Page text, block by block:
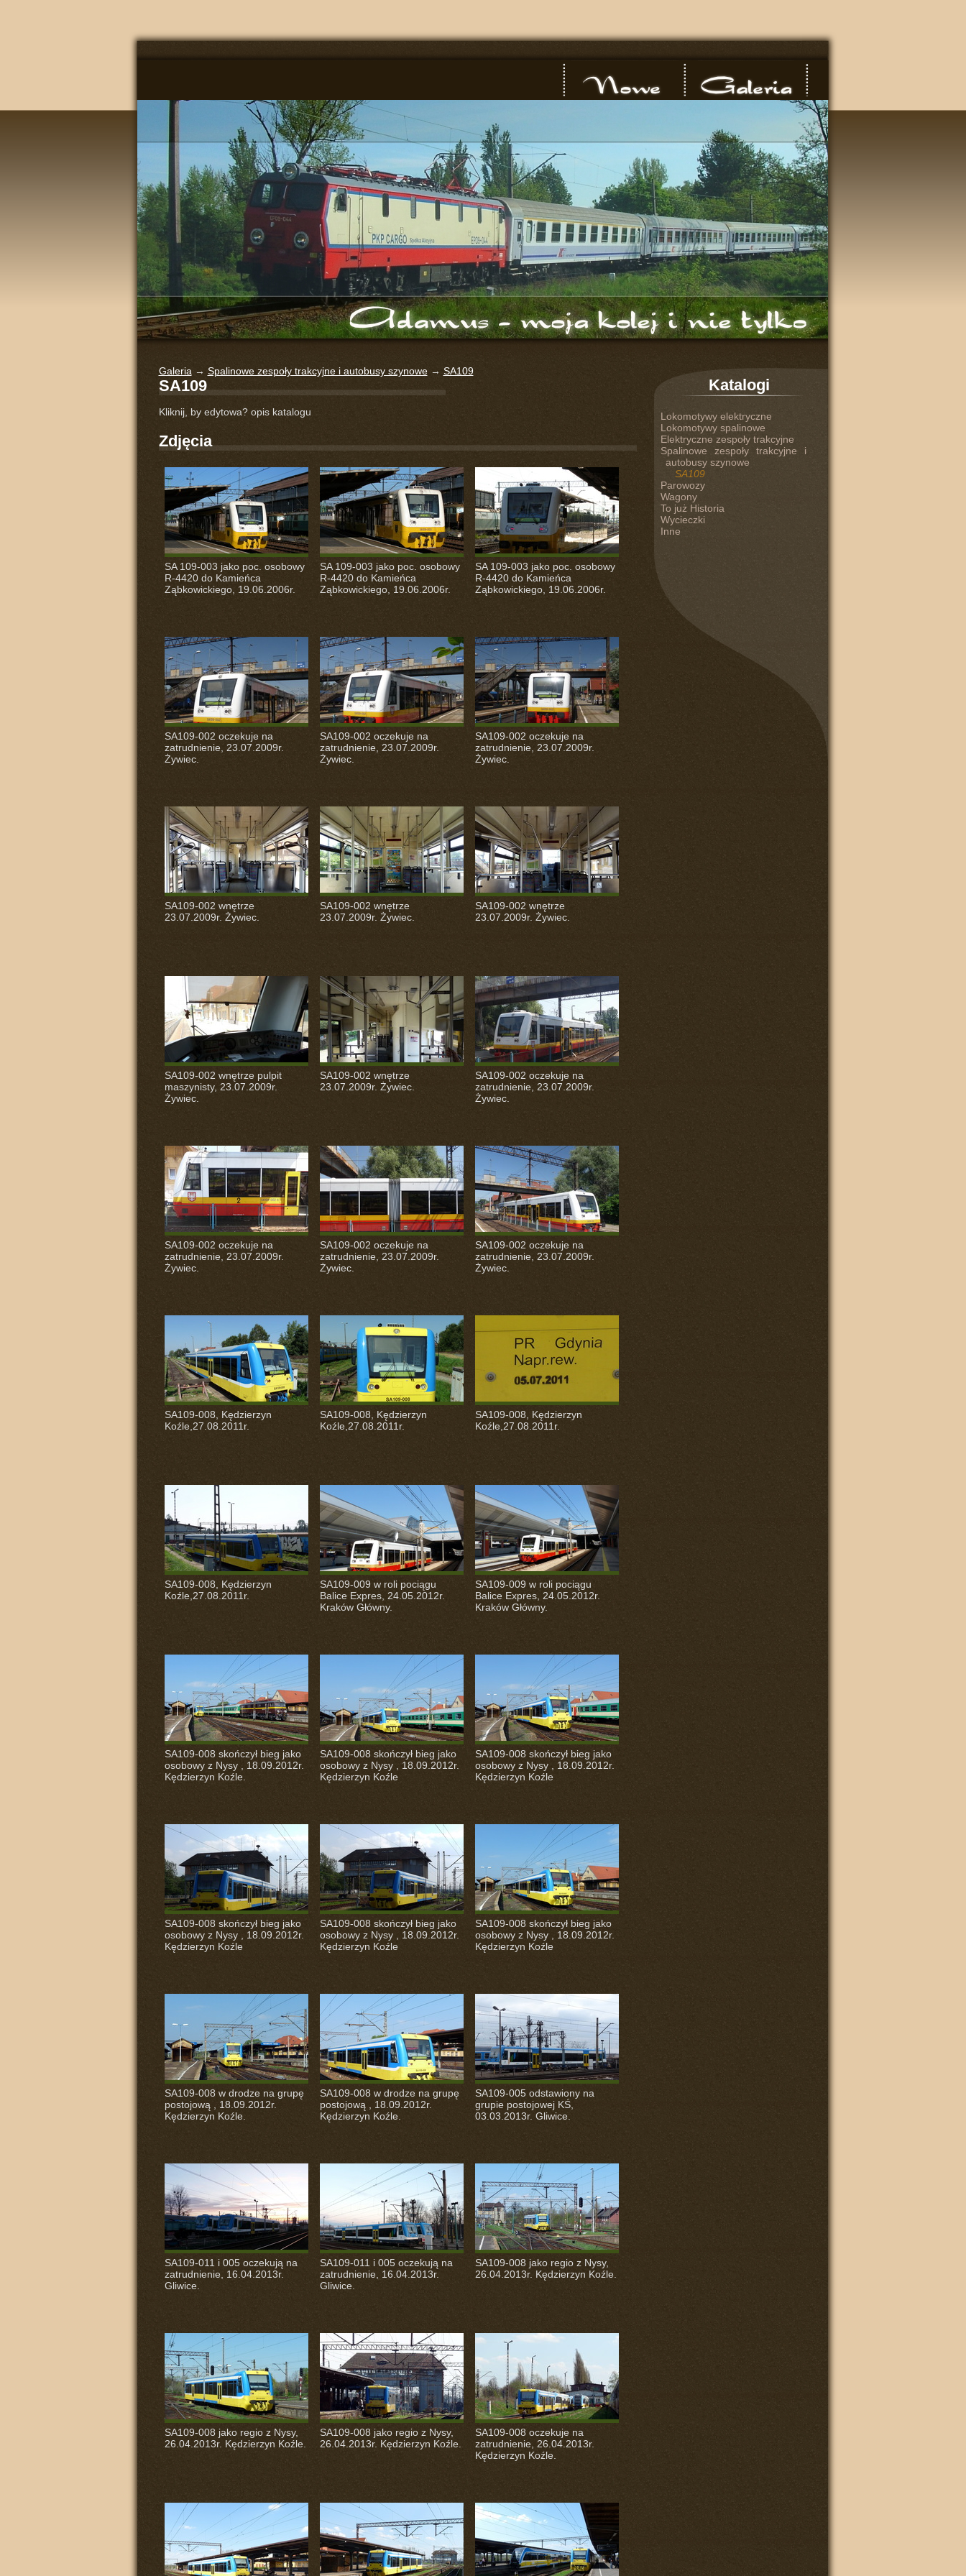
Galeria → Spalinowe zespoły trakcyjne i autobusy szynowe→ SA109
SA109
Kliknij, by edytowa? opis katalogu
Zdjęcia
SA 109-003 jako poc. osobowy
R-4420 do Kamieńca
Ząbkowickiego, 19.06.2006r.
SA 109-003 jako poc. osobowy
R-4420 do Kamieńca
Ząbkowickiego, 19.06.2006r.
SA 109-003 jako poc. osobowy
R-4420 do Kamieńca
Ząbkowickiego, 19.06.2006r.
SA109-002 oczekuje na
zatrudnienie, 23.07.2009r.
Żywiec.
SA109-002 oczekuje na
zatrudnienie, 23.07.2009r.
Żywiec.
SA109-002 oczekuje na
zatrudnienie, 23.07.2009r.
Żywiec.
SA109-002 wnętrze
23.07.2009r. Żywiec.
SA109-002 wnętrze
23.07.2009r. Żywiec.
SA109-002 wnętrze
23.07.2009r. Żywiec.
SA109-002 wnętrze pulpit
maszynisty, 23.07.2009r.
Żywiec.
SA109-002 wnętrze
23.07.2009r. Żywiec.
SA109-002 oczekuje na
zatrudnienie, 23.07.2009r.
Żywiec.
SA109-002 oczekuje na
zatrudnienie, 23.07.2009r.
Żywiec.
SA109-002 oczekuje na
zatrudnienie, 23.07.2009r.
Żywiec.
SA109-002 oczekuje na
zatrudnienie, 23.07.2009r.
Żywiec.
SA109-008, Kędzierzyn
Koźle,27.08.2011r.
SA109-008, Kędzierzyn
Koźle,27.08.2011r.
SA109-008, Kędzierzyn
Koźle,27.08.2011r.
SA109-008, Kędzierzyn
Koźle,27.08.2011r.
SA109-009 w roli pociągu
Balice Expres, 24.05.2012r.
Kraków Główny.
SA109-009 w roli pociągu
Balice Expres, 24.05.2012r.
Kraków Główny.
SA109-008 skończył bieg jako
osobowy z Nysy , 18.09.2012r.
Kędzierzyn Koźle.
SA109-008 skończył bieg jako
osobowy z Nysy , 18.09.2012r.
Kędzierzyn Koźle
SA109-008 skończył bieg jako
osobowy z Nysy , 18.09.2012r.
Kędzierzyn Koźle
SA109-008 skończył bieg jako
osobowy z Nysy , 18.09.2012r.
Kędzierzyn Koźle
SA109-008 skończył bieg jako
osobowy z Nysy , 18.09.2012r.
Kędzierzyn Koźle
SA109-008 skończył bieg jako
osobowy z Nysy , 18.09.2012r.
Kędzierzyn Koźle
SA109-008 w drodze na grupę
postojową , 18.09.2012r.
Kędzierzyn Koźle.
SA109-008 w drodze na grupę
postojową , 18.09.2012r.
Kędzierzyn Koźle.
SA109-005 odstawiony na
grupie postojowej KŚ,
03.03.2013r. Gliwice.
SA109-011 i 005 oczekują na
zatrudnienie, 16.04.2013r.
Gliwice.
SA109-011 i 005 oczekują na
zatrudnienie, 16.04.2013r.
Gliwice.
SA109-008 jako regio z Nysy,
26.04.2013r. Kędzierzyn Koźle.
SA109-008 jako regio z Nysy,
26.04.2013r. Kędzierzyn Koźle.
SA109-008 jako regio z Nysy,
26.04.2013r. Kędzierzyn Koźle.
SA109-008 oczekuje na
zatrudnienie, 26.04.2013r.
Kędzierzyn Koźle.
Katalogi
Lokomotywy elektryczne
Lokomotywy spalinowe
Elektryczne zespoły trakcyjne
Spalinowe zespoły trakcyjne i
autobusy szynowe
SA109
Parowozy
Wagony
To już Historia
Wycieczki
Inne